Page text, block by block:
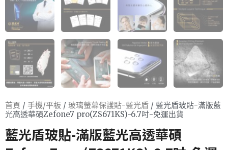
首頁 / 手機/平板 / 玻璃螢幕保護貼-藍光盾 / 藍光盾玻貼-滿版藍
光高透華碩Zefone7 pro(ZS671KS)-6.7吋-免運出貨
藍光盾玻貼-滿版藍光高透華碩